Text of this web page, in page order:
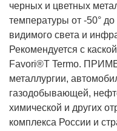
черных и цветных
температуры от -50°
видимого света и
Рекомендуется с
Favori®T Termo.
металлургии,
газодобывающей,
химической и других
комплекса России и